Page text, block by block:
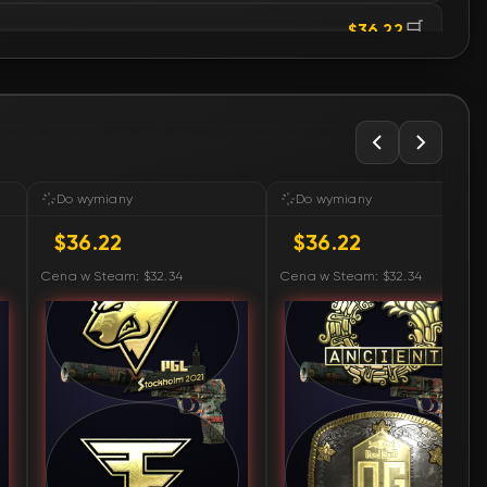
$36.22 🛒
$36.22 🛒
$37.65
$37.65🛒
$37.65🛒
$37.65🛒
$37.92🛒
Do wymiany
$36.22
Cena w Steam: $32.34
Do wymiany
$36.22
Cena w Steam: $32.34